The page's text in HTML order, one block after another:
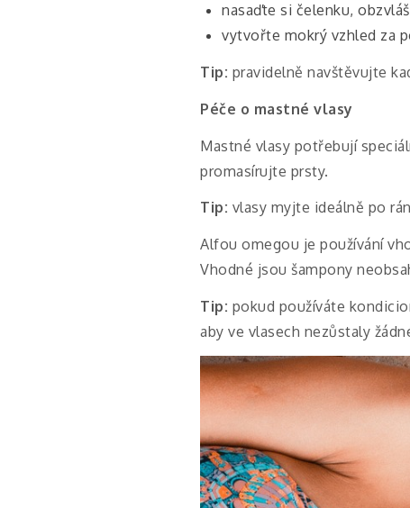
nasaďte si čelenku,
vytvořte mokrý vzhled za
Tip: pravidelně navštěvujte
Péče o mastné vlasy
Mastné vlasy potřebují
promasírujte prsty.
Tip: vlasy myjte ideálně po
Alfou omegou je používání
Vhodné jsou šampony
Tip: pokud používáte
aby ve vlasech nezůstaly